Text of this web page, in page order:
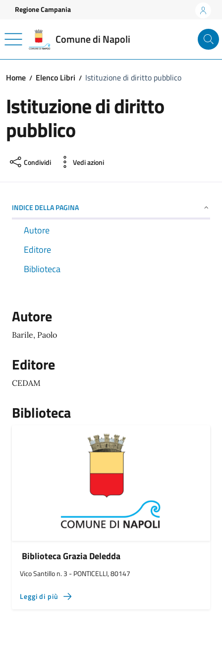
Vai ai contenuti
Vai al footer
Regione Campania
Comune di Napoli
Home Elenco Libri Istituzione di diritto pubblico
Istituzione di diritto
pubblico
Condividi Vedi azioni
INDICE DELLA PAGINA
Autore
Editore
Biblioteca
Autore
Barile, Paolo
Editore
CEDAM
Biblioteca
Biblioteca Grazia Deledda
Vico Santillo n. 3 - PONTICELLI, 80147
Leggi di più